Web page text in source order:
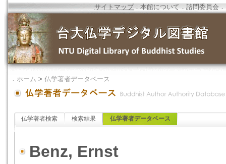
サイトマップ．本館について ．諮問委員会 ．
． ホーム > 仏学著者データベース
仏学著者検索 検索結果 仏学著者データベース
Benz, Ernst